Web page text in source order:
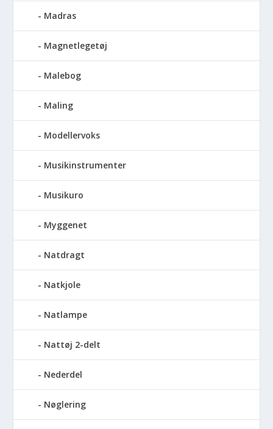
Madras
Magnetlegetøj
Malebog
Maling
Modellervoks
Musikinstrumenter
Musikuro
Myggenet
Natdragt
Natkjole
Natlampe
Nattøj 2-delt
Nederdel
Nøglering